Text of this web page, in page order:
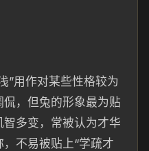
”用作对某些性格较为
，但兔的形象最为贴
多变，常被认为才华
不易被贴上“学疏才